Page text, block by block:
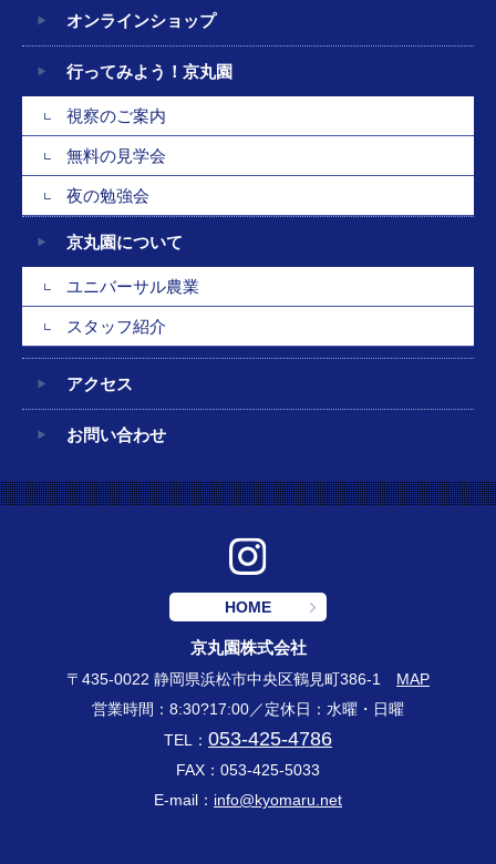
オンラインショップ
行ってみよう！京丸園
視察のご案内
無料の見学会
夜の勉強会
京丸園について
ユニバーサル農業
スタッフ紹介
アクセス
お問い合わせ
HOME
京丸園株式会社
〒435-0022 静岡県浜松市中央区鶴見町386-1
MAP
営業時間：8:30?17:00／定休日：水曜・日曜
TEL： 053-425-4786
FAX：053-425-5033
E-mail： info@kyomaru.net